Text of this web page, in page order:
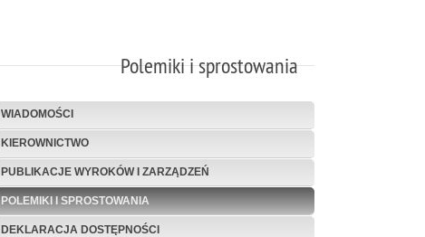
Polemiki i sprostowania
WIADOMOŚCI
KIEROWNICTWO
PUBLIKACJE WYROKÓW I ZARZĄDZEŃ
POLEMIKI I SPROSTOWANIA
DEKLARACJA DOSTĘPNOŚCI